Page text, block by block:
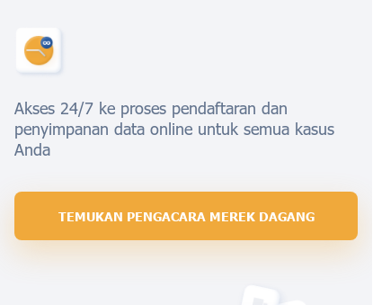
Akses 24/7 ke proses pendaftaran dan
penyimpanan data online untuk semua kasus
Anda
TEMUKAN PENGACARA MEREK DAGANG